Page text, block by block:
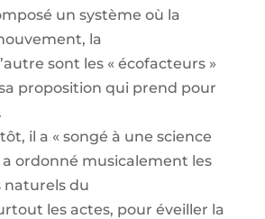
un système où la
la
sont les « écofacteurs »
proposition qui prend pour
il a « songé à une science
ordonné musicalement les
du
les actes, pour éveiller la